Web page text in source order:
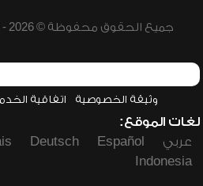
جميع الحقوق محفوظة © 2026 - 1998 لشبكة إسلام ويب
وثيقة الخصوصية اتفاقية
لغات الموقع:
عربي
Español
Deutsch
Indonesia